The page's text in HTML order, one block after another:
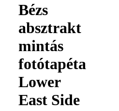
Bézs
absztrakt
mintás
fotótapéta
Lower
East Side